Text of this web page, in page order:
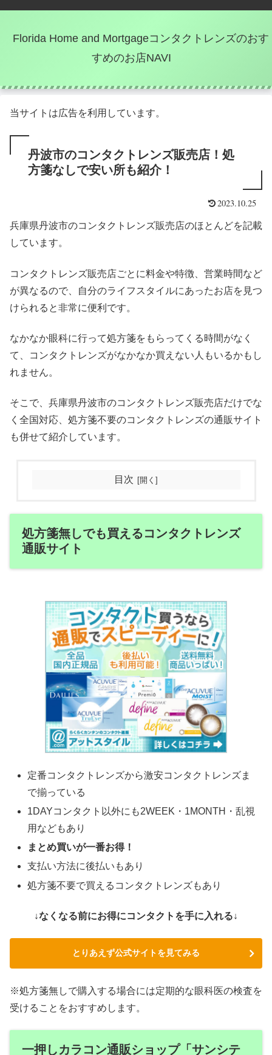
Florida Home and Mortgageコンタクトレンズのおす
すめのお店NAVI
当サイトは広告を利用しています。
丹波市のコンタクトレンズ販売店！処
方箋なしで安い所も紹介！
2023.10.25
兵庫県丹波市のコンタクトレンズ販売店のほとんどを記載
しています。
コンタクトレンズ販売店ごとに料金や特徴、営業時間など
が異なるので、自分のライフスタイルにあったお店を見つ
けられると非常に便利です。
なかなか眼科に行って処方箋をもらってくる時間がなく
て、コンタクトレンズがなかなか買えない人もいるかもし
れません。
そこで、兵庫県丹波市のコンタクトレンズ販売店だけでな
く全国対応、処方箋不要のコンタクトレンズの通販サイト
も併せて紹介しています。
目次
処方箋無しでも買えるコンタクトレンズ
通販サイト
定番コンタクトレンズから激安コンタクトレンズま
で揃っている
1DAYコンタクト以外にも2WEEK・1MONTH・乱視
用などもあり
まとめ買いが一番お得！
支払い方法に後払いもあり
処方箋不要で買えるコンタクトレンズもあり
↓なくなる前にお得にコンタクトを手に入れる↓
とりあえず公式サイトを見てみる
※処方箋無しで購入する場合には定期的な眼科医の検査を
受けることをおすすめします。
一押しカラコン通販ショップ「サンシテ